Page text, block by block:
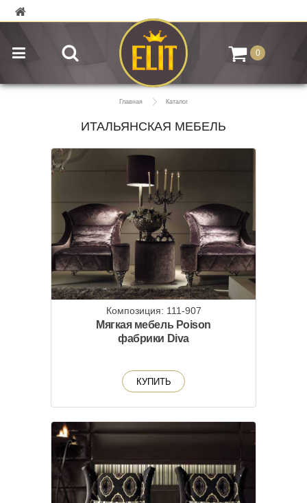
0
Главная Каталог
ИТАЛЬЯНСКАЯ МЕБЕЛЬ
Композиция: 111-907
Мягкая мебель Poison
фабрики Diva
КУПИТЬ